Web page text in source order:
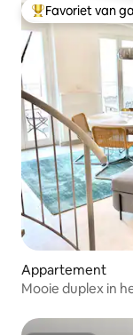
Topfavoriet van
Favoriet van
Appartement
Mooie duplex in